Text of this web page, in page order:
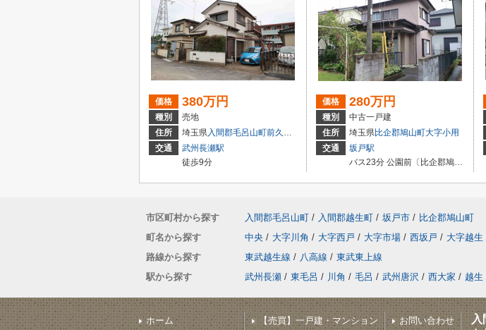
価格 380万円
種別
売地
住所
埼玉県入間郡毛呂山町前久保南
４丁目
交通
武州長瀬駅
徒歩9分
価格 280万円
種別
中古一戸建
住所
埼玉県比企郡鳩山町大字小用
交通
坂戸駅
バス23分 公園前〔比企郡鳩山町〕 停歩4分
市区町村から探す 入間郡毛呂山町 / 入間郡越生町 / 坂戸市 / 比企郡鳩山町
町名から探す
中央 / 大字川角 / 大字西戸 / 大字市場 / 西坂戸 / 大字越生
路線から探す
東武越生線 / 八高線 / 東武東上線
駅から探す
武州長瀬 / 東毛呂 / 川角 / 毛呂 / 武州唐沢 / 西大家 / 越生
ホーム 【売買】一戸建・マンション お問い合わせ
入